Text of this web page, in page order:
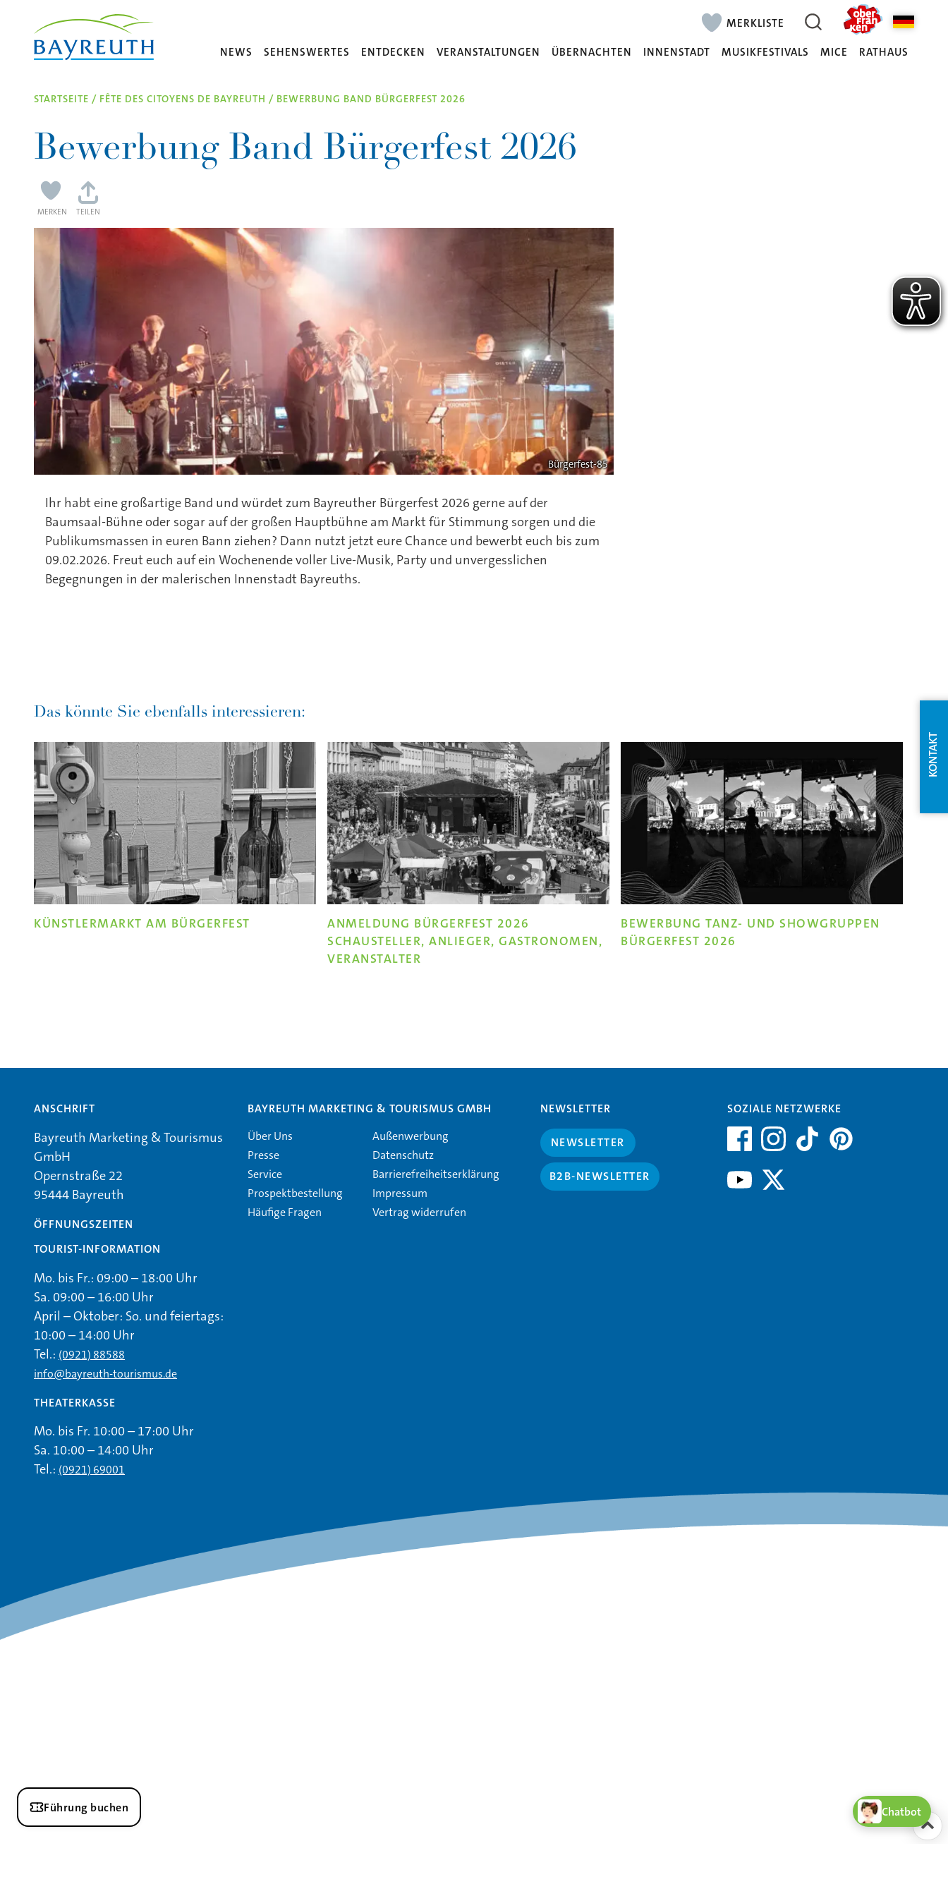
MERKLISTE
NEWS SEHENSWERTES ENTDECKEN VERANSTALTUNGEN ÜBERNACHTEN INNENSTADT MUSIKFESTIVALS MICE RATHAUS
STARTSEITE / FÊTE DES CITOYENS DE BAYREUTH / BEWERBUNG BAND BÜRGERFEST 2026
Bewerbung Band Bürgerfest 2026
MERKEN TEILEN
Bürgerfest-85
Ihr habt eine großartige Band und würdet zum Bayreuther Bürgerfest 2026 gerne auf der
Baumsaal-Bühne oder sogar auf der großen Hauptbühne am Markt für Stimmung sorgen und die
Publikumsmassen in euren Bann ziehen? Dann nutzt jetzt eure Chance und bewerbt euch bis zum
09.02.2026. Freut euch auf ein Wochenende voller Live-Musik, Party und unvergesslichen
Begegnungen in der malerischen Innenstadt Bayreuths.
Das könnte Sie ebenfalls interessieren:
KÜNSTLERMARKT AM BÜRGERFEST
ANMELDUNG BÜRGERFEST 2026
SCHAUSTELLER, ANLIEGER, GASTRONOMEN,
VERANSTALTER
BEWERBUNG TANZ- UND SHOWGRUPPEN
BÜRGERFEST 2026
ANSCHRIFT
Bayreuth Marketing & Tourismus
GmbH
Opernstraße 22
95444 Bayreuth
ÖFFNUNGSZEITEN
TOURIST-INFORMATION
Mo. bis Fr.: 09:00 – 18:00 Uhr
Sa. 09:00 – 16:00 Uhr
April – Oktober: So. und feiertags:
10:00 – 14:00 Uhr
Tel.: (0921) 88588
info@bayreuth-tourismus.de
THEATERKASSE
Mo. bis Fr. 10:00 – 17:00 Uhr
Sa. 10:00 – 14:00 Uhr
Tel.: (0921) 69001
BAYREUTH MARKETING & TOURISMUS GMBH
Über Uns
Presse
Service
Prospektbestellung
Häufige Fragen
Außenwerbung
Datenschutz
Barrierefreiheitserklärung
Impressum
Vertrag widerrufen
NEWSLETTER
NEWSLETTER
B2B-NEWSLETTER
SOZIALE NETZWERKE
KONTAKT
Führung buchen Chatbot